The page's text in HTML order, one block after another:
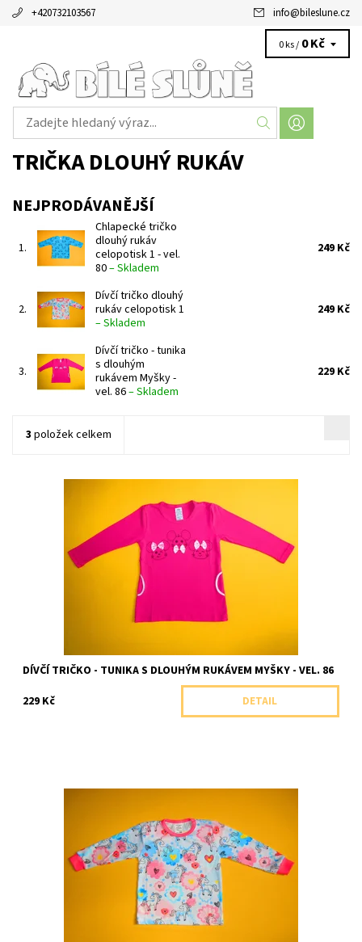
+420732103567 info@bileslune.cz
0 ks / 0 Kč
TRIČKA DLOUHÝ RUKÁV
NEJPRODÁVANĚJŠÍ
1.
Chlapecké tričko
dlouhý rukáv
celopotisk 1 - vel.
80–Skladem
249 Kč
2.
Dívčí tričko dlouhý
rukáv celopotisk 1
–Skladem
249 Kč
3.
Dívčí tričko - tunika
s dlouhým
rukávem Myšky -
vel. 86–Skladem
229 Kč
3 položek celkem
Pohodlná dívčí tunika s dlouhým rukávem s kapsami.
Skladem 1 ks
Arex, ČR
DÍVČÍ TRIČKO - TUNIKA S DLOUHÝM RUKÁVEM MYŠKY - VEL. 86
229 Kč
DETAIL
Dívčí tričko s dlouhým rukávem ze 100% bavlny zdobené
kvalitním celopotiskem.
Dostupnost:
Skladem 1 ks
Arex, ČR